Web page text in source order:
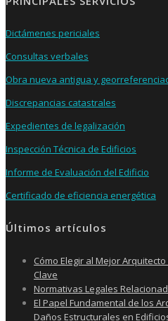
Dictámenes periciales
Consultas verbales
Obra nueva antigua y
Discrepancias catastrales
Expedientes de legalización
Inspección Técnica de Edificios
Informe de Evaluación del Edificio
Certificado de eficiencia energética
Últimos artículos
Cómo Elegir al Mejor
Clave
Normativas Legales
El Papel Fundamental de los
Daños Estructurales en